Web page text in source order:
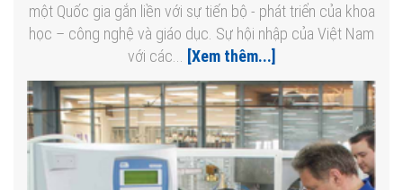
một Quốc gia gắn liền với sự tiến bộ - phát triển của khoa
học – công nghệ và giáo dục. Sự hội nhập của Việt Nam
với các... [Xem thêm...]